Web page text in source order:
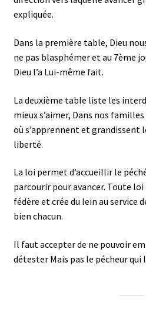
expliquée.
Dans la première table, Dieu
ne pas blasphémer et au 7ème
Dieu l’a Lui-même fait.
La deuxième table liste les
mieux s’aimer, Dans nos
où s’apprennent et grandissent
liberté.
La loi permet d’accueillir le
parcourir pour avancer. Toute
fédère et crée du lein au service
bien chacun.
Il faut accepter de ne pouvoir
détester Mais pas le pécheur